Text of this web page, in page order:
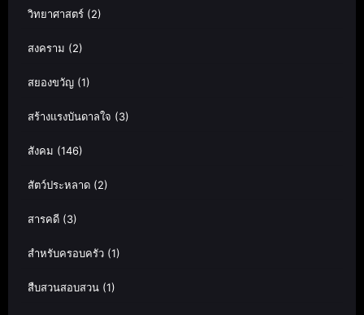
วิทยาศาสตร์ (2)
สงคราม (2)
สยองขวัญ (1)
สร้างแรงบันดาลใจ (3)
สังคม (146)
สัตว์ประหลาด (2)
สารคดี (3)
สำหรับครอบครัว (1)
สืบสวนสอบสวน (1)